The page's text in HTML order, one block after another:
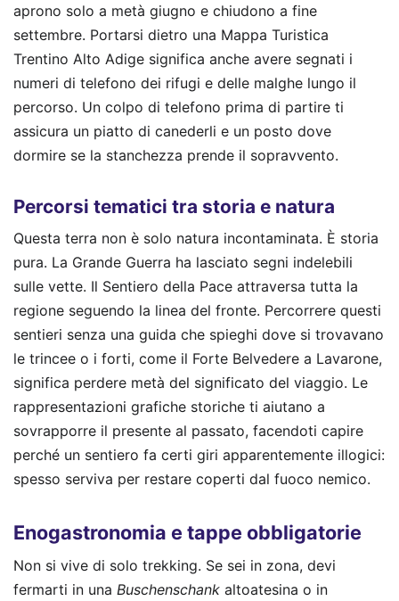
aprono solo a metà giugno e chiudono a fine
settembre. Portarsi dietro una Mappa Turistica
Trentino Alto Adige significa anche avere segnati i
numeri di telefono dei rifugi e delle malghe lungo il
percorso. Un colpo di telefono prima di partire ti
assicura un piatto di canederli e un posto dove
dormire se la stanchezza prende il sopravvento.
Percorsi tematici tra storia e natura
Questa terra non è solo natura incontaminata. È storia
pura. La Grande Guerra ha lasciato segni indelebili
sulle vette. Il Sentiero della Pace attraversa tutta la
regione seguendo la linea del fronte. Percorrere questi
sentieri senza una guida che spieghi dove si trovavano
le trincee o i forti, come il Forte Belvedere a Lavarone,
significa perdere metà del significato del viaggio. Le
rappresentazioni grafiche storiche ti aiutano a
sovrapporre il presente al passato, facendoti capire
perché un sentiero fa certi giri apparentemente illogici:
spesso serviva per restare coperti dal fuoco nemico.
Enogastronomia e tappe obbligatorie
Non si vive di solo trekking. Se sei in zona, devi
fermarti in una Buschenschank altoatesina o in